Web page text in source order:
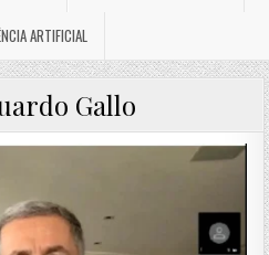
ARTIFICIAL
Gallo